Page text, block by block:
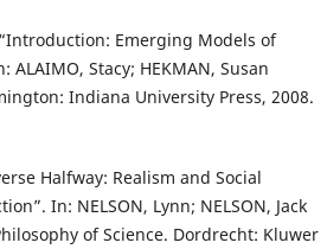
Emerging Models of
Stacy; HEKMAN, Susan
Indiana University Press, 2008.
Halfway: Realism and Social
In: NELSON, Lynn; NELSON, Jack
of Science. Dordrecht: Kluwer